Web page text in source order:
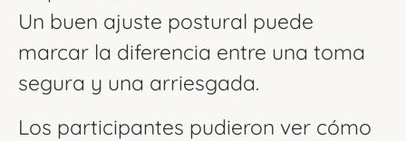
Un buen ajuste postural puede
marcar la diferencia entre una toma
segura y una arriesgada.
Los participantes pudieron ver cómo